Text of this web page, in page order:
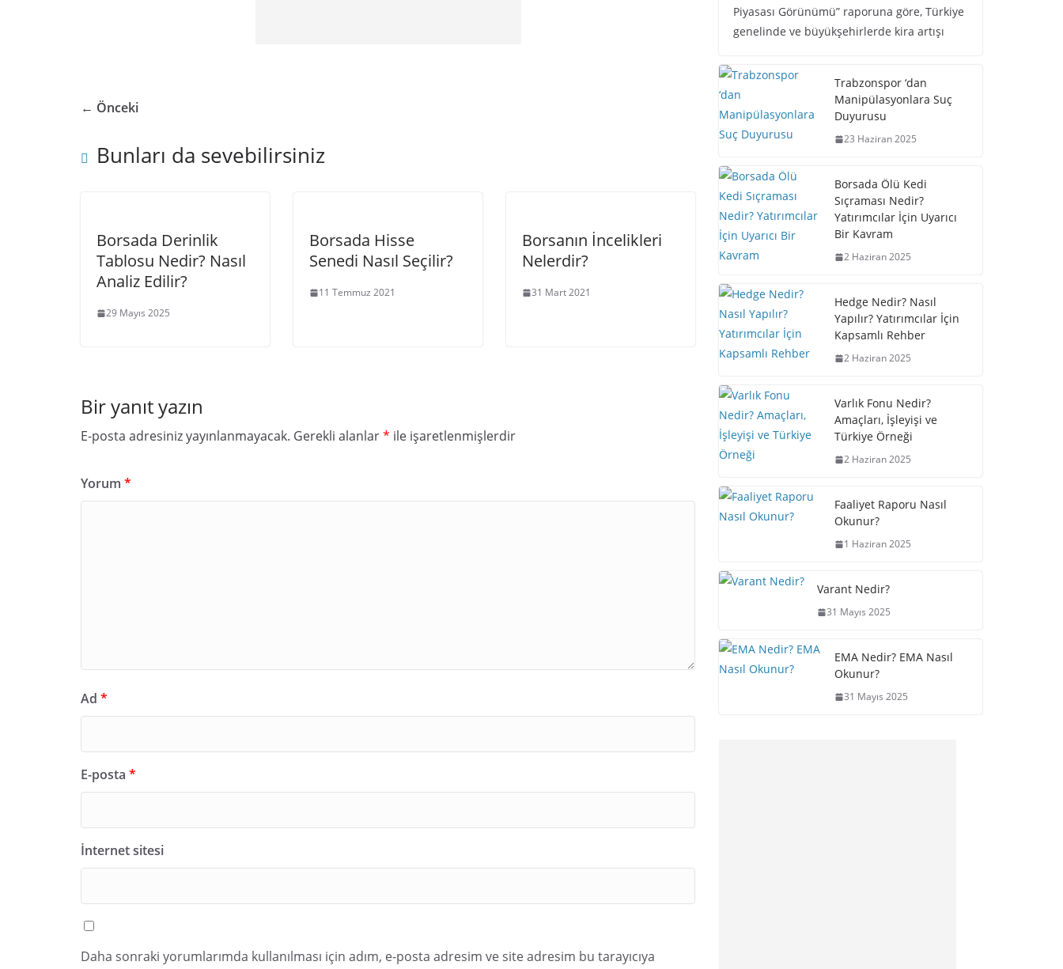
← Önceki
Bunları da sevebilirsiniz
Borsada Derinlik
Tablosu Nedir? Nasıl
Analiz Edilir?
29 Mayıs 2025
Borsada Hisse
Senedi Nasıl Seçilir?
11 Temmuz 2021
Borsanın İncelikleri
Nelerdir?
31 Mart 2021
Bir yanıt yazın
E-posta adresiniz yayınlanmayacak. Gerekli alanlar* ile işaretlenmişlerdir
Yorum *
Ad *
E-posta *
İnternet sitesi
Daha sonraki yorumlarımda kullanılması için adım, e-posta adresim ve site adresim bu tarayıcıya
Piyasası Görünümü” raporuna göre, Türkiye
genelinde ve büyükşehirlerde kira artışı
Trabzonspor ‘dan
Manipülasyonlara Suç
Duyurusu
23 Haziran 2025
Borsada Ölü Kedi
Sıçraması Nedir?
Yatırımcılar İçin Uyarıcı
Bir Kavram
2 Haziran 2025
Hedge Nedir? Nasıl
Yapılır? Yatırımcılar İçin
Kapsamlı Rehber
2 Haziran 2025
Varlık Fonu Nedir?
Amaçları, İşleyişi ve
Türkiye Örneği
2 Haziran 2025
Faaliyet Raporu Nasıl
Okunur?
1 Haziran 2025
Varant Nedir?
31 Mayıs 2025
EMA Nedir? EMA Nasıl
Okunur?
31 Mayıs 2025